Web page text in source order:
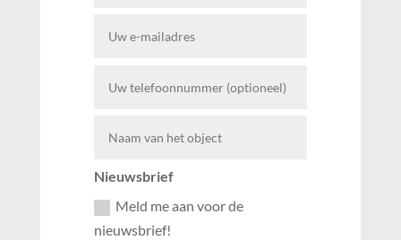
Nieuwsbrief
Meld me aan voor de
nieuwsbrief!